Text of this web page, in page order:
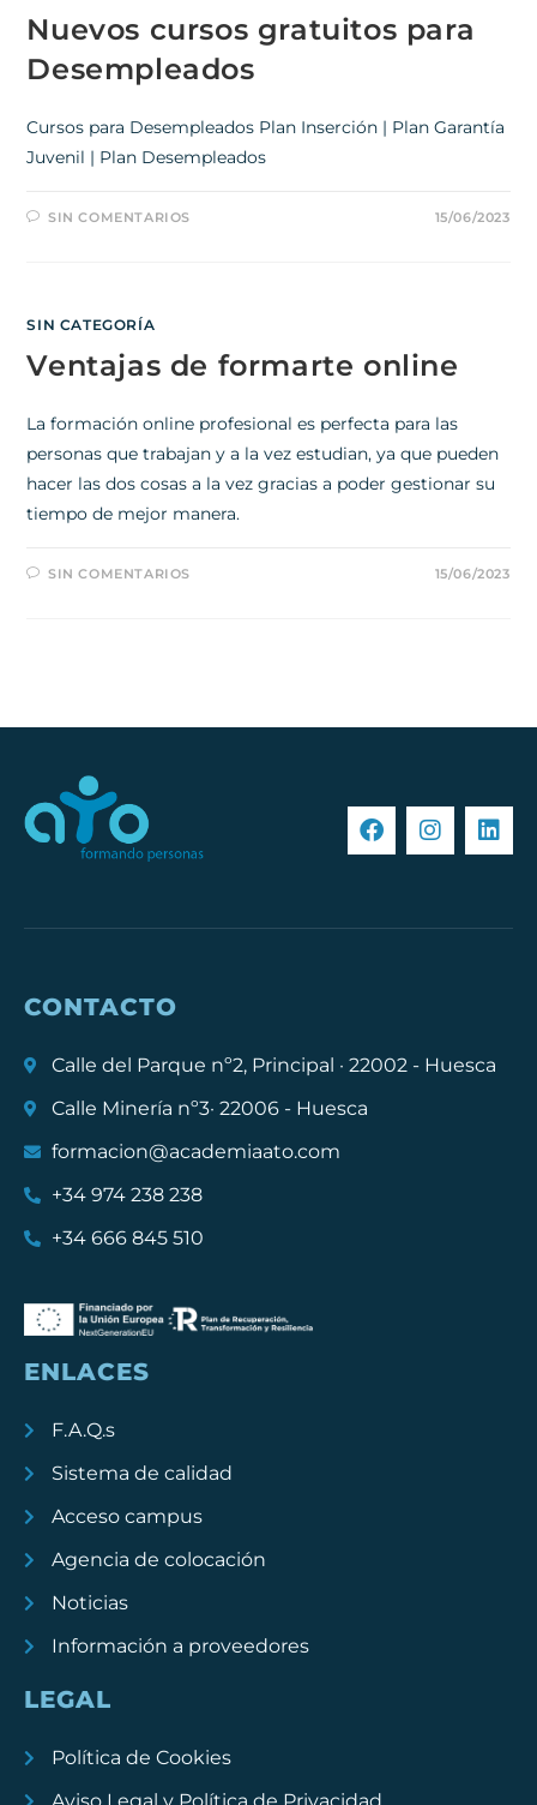
Nuevos cursos gratuitos para
Desempleados
Cursos para Desempleados Plan Inserción | Plan Garantía
Juvenil | Plan Desempleados
SIN COMENTARIOS 15/06/2023
SIN CATEGORÍA
Ventajas de formarte online
La formación online profesional es perfecta para las
personas que trabajan y a la vez estudian, ya que pueden
hacer las dos cosas a la vez gracias a poder gestionar su
tiempo de mejor manera.
SIN COMENTARIOS 15/06/2023
CONTACTO
Calle del Parque nº2, Principal · 22002 - Huesca
Calle Minería nº3· 22006 - Huesca
formacion@academiaato.com
+34 974 238 238
+34 666 845 510
ENLACES
F.A.Q.s
Sistema de calidad
Acceso campus
Agencia de colocación
Noticias
Información a proveedores
LEGAL
Política de Cookies